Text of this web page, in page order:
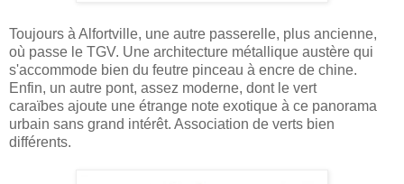
Toujours à Alfortville, une autre passerelle, plus ancienne,
où passe le TGV. Une architecture métallique austère qui
s'accommode bien du feutre pinceau à encre de chine.
Enfin, un autre pont, assez moderne, dont le vert
caraïbes ajoute une étrange note exotique à ce panorama
urbain sans grand intérêt. Association de verts bien
différents.